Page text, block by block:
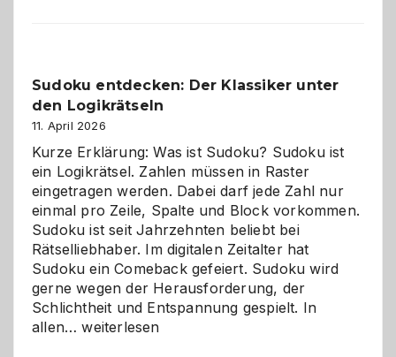
Sudoku entdecken: Der Klassiker unter
den Logikrätseln
11. April 2026
Kurze Erklärung: Was ist Sudoku? Sudoku ist
ein Logikrätsel. Zahlen müssen in Raster
eingetragen werden. Dabei darf jede Zahl nur
einmal pro Zeile, Spalte und Block vorkommen.
Sudoku ist seit Jahrzehnten beliebt bei
Rätselliebhaber. Im digitalen Zeitalter hat
Sudoku ein Comeback gefeiert. Sudoku wird
gerne wegen der Herausforderung, der
Schlichtheit und Entspannung gespielt. In
allen…Sudoku
weiterlesen